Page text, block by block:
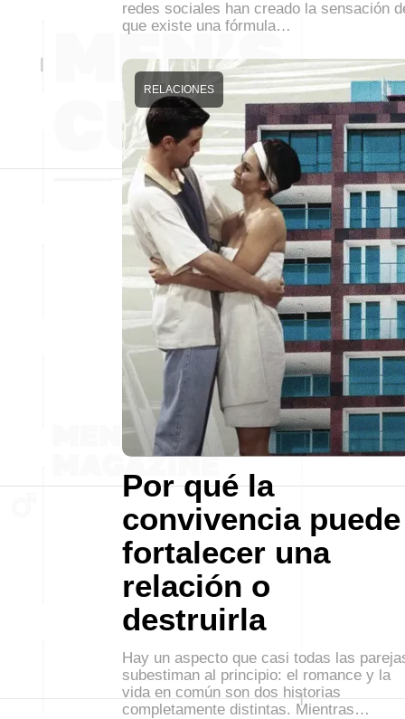
redes sociales han creado la sensación
que existe una fórmula…
Por qué la
convivencia puede
fortalecer una
relación o
destruirla
RELACIONES
Hay un aspecto que casi todas las
subestiman al principio: el romance y la
vida en común son dos historias
completamente distintas. Mientras…